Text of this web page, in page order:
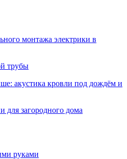
монтажа электрики в
трубы
акустика кровли под дождём и
для загородного дома
руками